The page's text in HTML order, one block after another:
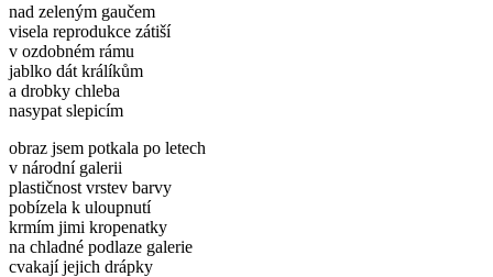
nad zeleným gaučem
visela reprodukce zátiší
v ozdobném rámu
jablko dát králíkům
a drobky chleba
nasypat slepicím
obraz jsem potkala po letech
v národní galerii
plastičnost vrstev barvy
pobízela k uloupnutí
krmím jimi kropenatky
na chladné podlaze galerie
cvakají jejich drápky